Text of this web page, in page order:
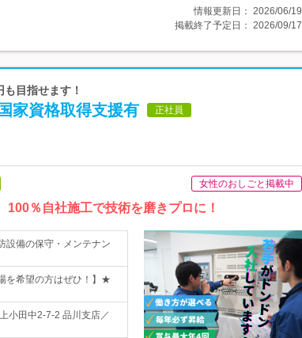
情報更新日： 2026/06/19
掲載終了予定日： 2026/09/17
目指せます！
家資格取得支援有 正社員
女性のおしごと掲載中
％自社施工で技術を磨きプロに！
設備の保守・メンテナン
を希望の方はぜひ！】★
小田中2-7-2 品川支店／